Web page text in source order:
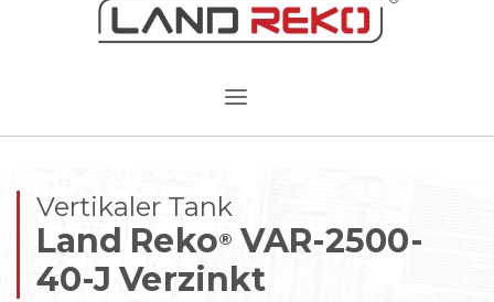
Vertikaler Tank
Land Reko® VAR-2500-
40-J Verzinkt